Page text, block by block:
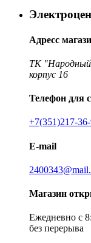
Адресс
ТК "Народный
корпус 16
Телефон для
+7(351)217-
E-mail
Магазин
Ежедневно с
без перерыва